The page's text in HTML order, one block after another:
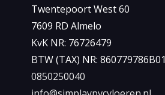
Twentepoort West 60
7609 RD Almelo
KvK NR: 76726479
BTW (TAX) NR: 860779786B01
0850250040